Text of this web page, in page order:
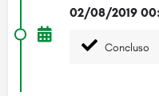
02/08/2019
Concluso